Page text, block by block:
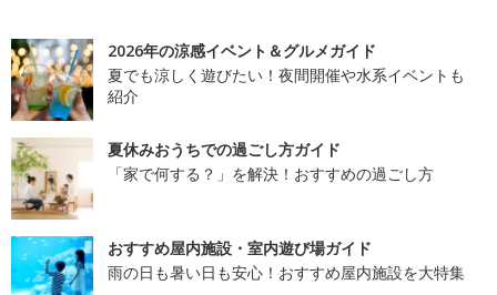
2026年の涼感イベント＆グルメガイド
夏でも涼しく遊びたい！夜間開催や水系イベントも
紹介
夏休みおうちでの過ごし方ガイド
「家で何する？」を解決！おすすめの過ごし方
おすすめ屋内施設・室内遊び場ガイド
雨の日も暑い日も安心！おすすめ屋内施設を大特集